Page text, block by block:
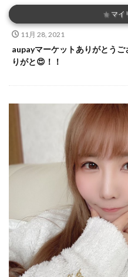
★ マイ
11月 28, 2021
aupayマーケットありがとう
りがと😍！！